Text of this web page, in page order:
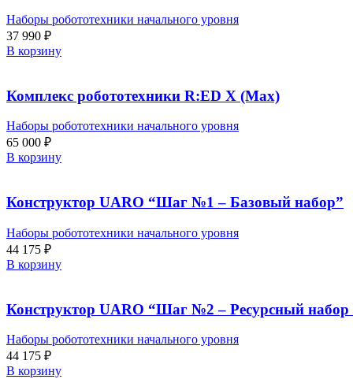
Наборы робототехники начального уровня
37 990 ₽
В корзину
Комплекс робототехники R:ED X (Max)
Наборы робототехники начального уровня
65 000 ₽
В корзину
Конструктор UARO “Шаг №1 – Базовый набор”
Наборы робототехники начального уровня
44 175 ₽
В корзину
Конструктор UARO “Шаг №2 – Ресурсный набор
Наборы робототехники начального уровня
44 175 ₽
В корзину